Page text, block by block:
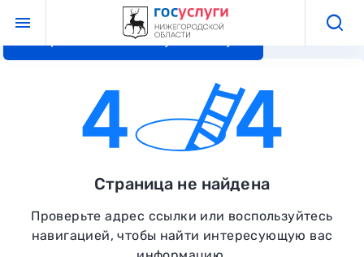
Перейти к основному контенту
Страница не найдена
Проверьте адрес ссылки или воспользуйтесь
навигацией, чтобы найти интересующую вас